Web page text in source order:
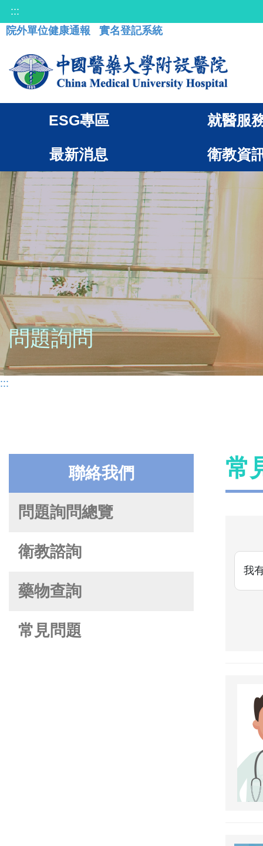
:::
院外單位健康通報
實名登記系統
ESG專區 就醫服
最新消息 衛教資
問題詢問
:::
聯絡我們
問題詢問總覽
衛教諮詢
藥物查詢
常見問題
常
我